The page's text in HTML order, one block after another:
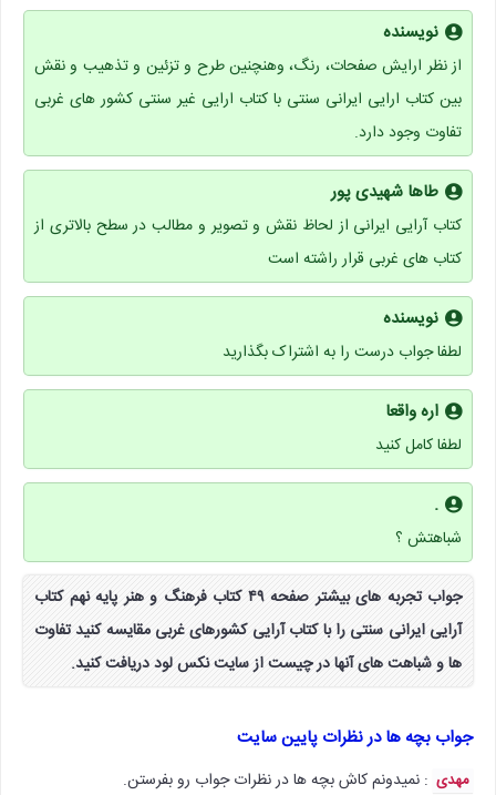
نویسنده
از نظر ارایش صفحات، رنگ، وهنچنین طرح و تزئین و تذهیب و نقش
بین کتاب ارایی ایرانی سنتی با کتاب ارایی غیر سنتی کشور های غربی
تفاوت وجود دارد.
طاها شهیدی پور
کتاب آرایی ایرانی از لحاظ نقش و تصویر و مطالب در سطح بالاتری از
کتاب های غربی قرار راشته است
نویسنده
لطفا جواب درست را به اشتراک بگذارید
اره واقعا
لطفا کامل کنید
.
شباهتش ؟
جواب تجربه های بیشتر صفحه ۴۹ کتاب فرهنگ و هنر پایه نهم کتاب
آرایی ایرانی سنتی را با کتاب آرایی کشورهای غربی مقایسه کنید تفاوت
ها و شباهت های آنها در چیست از سایت نکس لود دریافت کنید.
جواب بچه ها در نظرات پایین سایت
مهدی : نمیدونم کاش بچه ها در نظرات جواب رو بفرستن.